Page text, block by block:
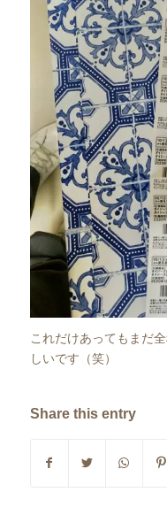
これだけあってもまだ
しいです（笑）
Share this entry